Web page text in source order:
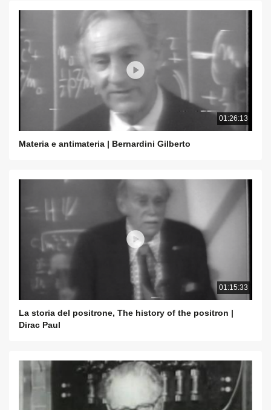
01:26:13
Materia e antimateria | Bernardini Gilberto
01:15:33
La storia del positrone, The history of the positron |
Dirac Paul